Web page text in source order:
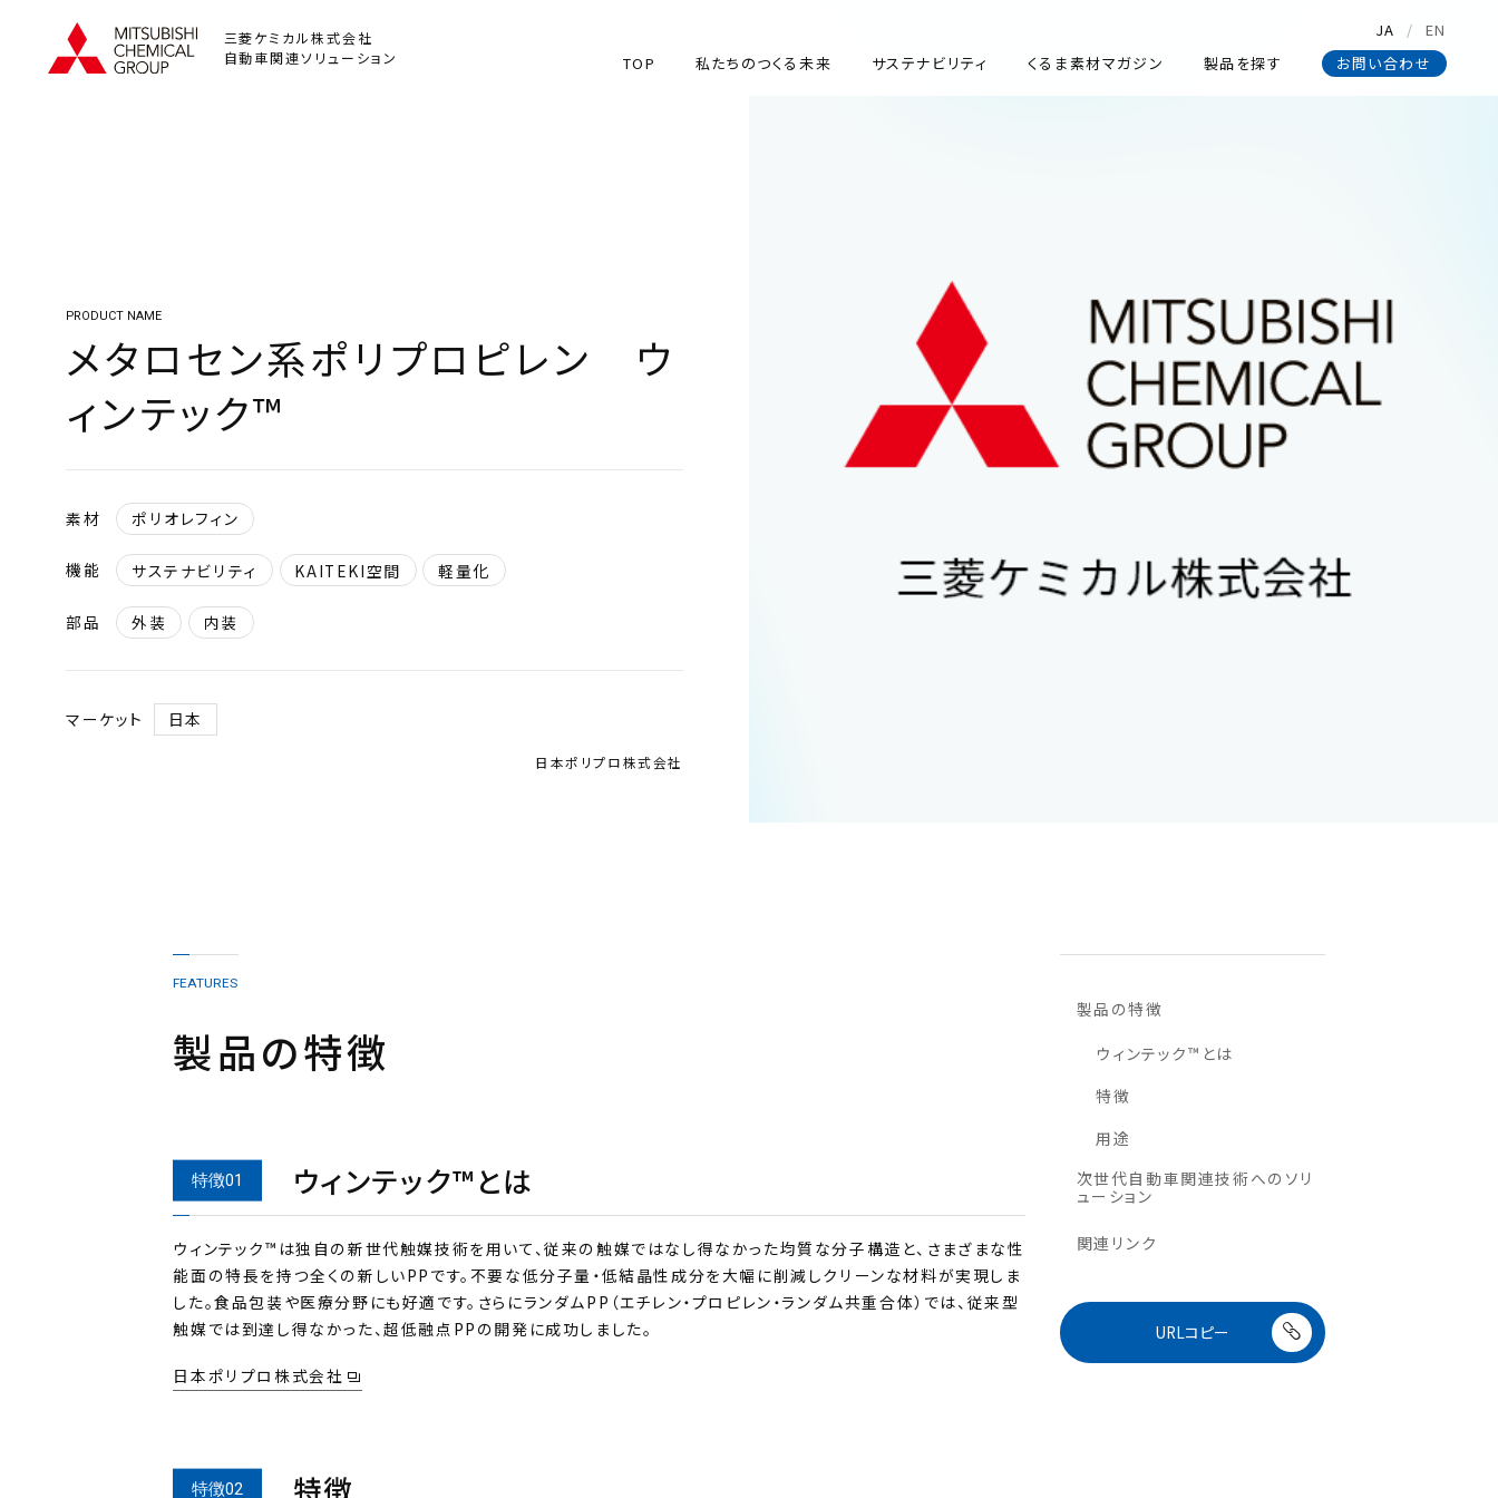
三菱ケミカル株式会社
自動車関連ソリューション
JA
EN
TOP
私たちのつくる未来 サステナビリティ くるま素材マガジン 製品を探す お問い合わせ
PRODUCT NAME
メタロセン系ポリプロピレン ウ
ィンテック™
素材 ポリオレフィン
機能 サステナビリティ KAITEKI空間 軽量化
部品 外装 内装
マーケット 日本
日本ポリプロ株式会社
FEATURES
製品の特徴
ウィンテック™とは
ウィンテック™は独自の新世代触媒技術を用いて、従来の触媒ではなし得なかった均質な分子構造と、さまざまな性
能面の特長を持つ全くの新しいPPです。不要な低分子量・低結晶性成分を大幅に削減しクリーンな材料が実現しま
した。食品包装や医療分野にも好適です。さらにランダムPP（エチレン・プロピレン・ランダム共重合体）では、従来型
触媒では到達し得なかった、超低融点PPの開発に成功しました。
日本ポリプロ株式会社
特徴
製品の特徴
ウィンテック™とは
特徴
用途
次世代自動車関連技術へのソリ
ューション
関連リンク
URLコピー